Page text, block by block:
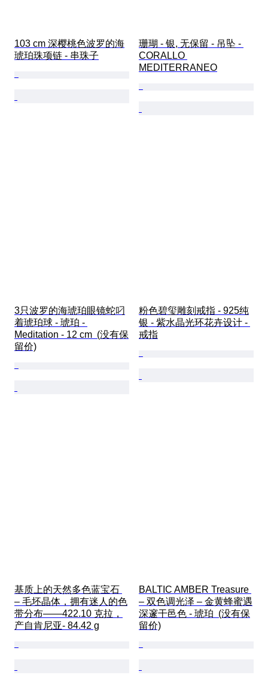
103 cm 深樱桃色波罗的海
琥珀珠项链 - 串珠子
珊瑚 - 银, 无保留 - 吊坠 -
CORALLO
MEDITERRANEO
3只波罗的海琥珀眼镜蛇叼
着琥珀球 - 琥珀 -
Meditation - 12 cm  (没有保
留价)
粉色碧玺雕刻戒指 - 925纯
银 - 紫水晶光环花卉设计 -
戒指
基质上的天然多色蓝宝石
– 毛坯晶体，拥有迷人的色
带分布——422.10 克拉，
产自肯尼亚- 84.42 g
BALTIC AMBER Treasure
– 双色调光泽 – 金黄蜂蜜遇
深邃干邑色 - 琥珀  (没有保
留价)